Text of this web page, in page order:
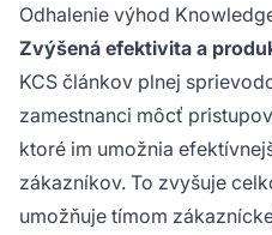
Odhalenie výhod
Zvýšená efektivita a
KCS článkov plnej
zamestnanci môcť
ktoré im umožnia
zákazníkov. To zvyšuje
umožňuje tímom